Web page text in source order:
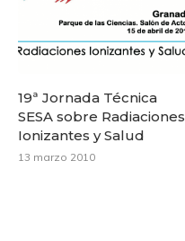
19ª Jornada Técnica
SESA sobre Radiaciones
Ionizantes y Salud
13 marzo 2010